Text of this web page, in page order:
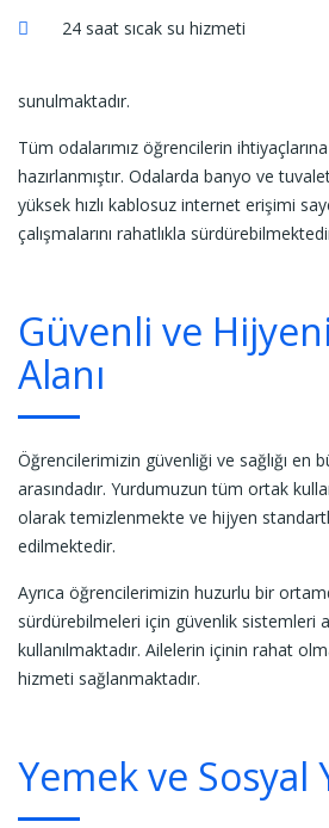
24 saat sıcak su hizmeti
sunulmaktadır.
Tüm odalarımız öğrencilerin
hazırlanmıştır. Odalarda banyo ve
yüksek hızlı kablosuz internet erişimi
çalışmalarını rahatlıkla
Güvenli ve
Alanı
Öğrencilerimizin güvenliği ve sağlığı en
arasındadır. Yurdumuzun tüm ortak
olarak temizlenmekte ve hijyen
edilmektedir.
Ayrıca öğrencilerimizin huzurlu bir
sürdürebilmeleri için güvenlik sistemleri
kullanılmaktadır. Ailelerin içinin rahat
hizmeti sağlanmaktadır.
Yemek ve Sosyal